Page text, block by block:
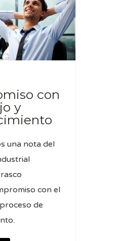
con
y
una nota del
con el
de